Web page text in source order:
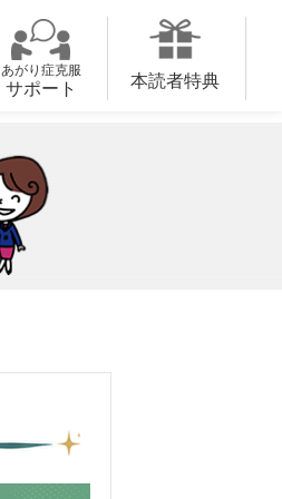
あがり症克服
サポート 本読者特典